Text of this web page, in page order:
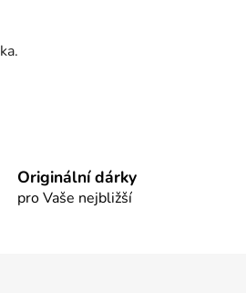
Originální dárky
pro Vaše nejbližší